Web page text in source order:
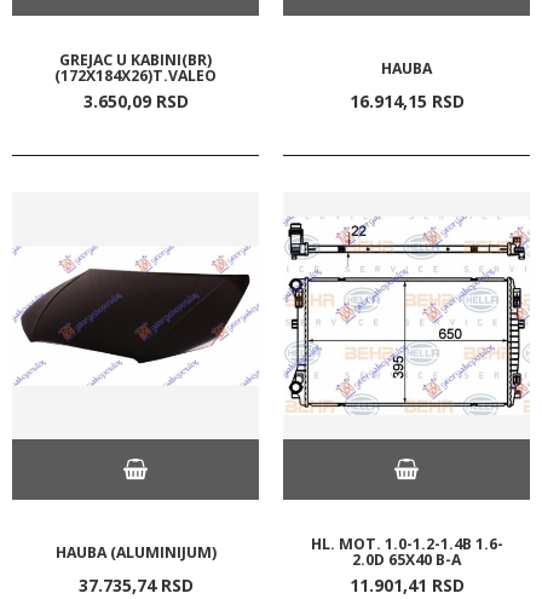
GREJAC U KABINI(BR)
(172X184X26)T.VALEO
3.650,09 RSD
HAUBA
16.914,15 RSD
HAUBA (ALUMINIJUM)
37.735,74 RSD
HL. MOT. 1.0-1.2-1.4B 1.6-
2.0D 65X40 B-A
11.901,41 RSD